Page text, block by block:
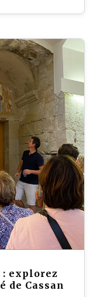
: explorez
de Cassan